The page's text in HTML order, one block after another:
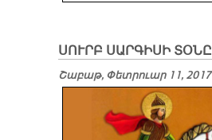
ՍՈՒՐԲ ՍԱՐԳԻՍԻ ՏՕՆԸ
Շաբաթ, Փետրուար 11, 2017